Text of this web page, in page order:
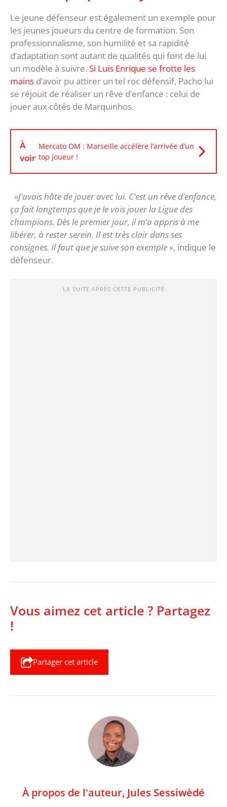
Le jeune défenseur est également un exemple pour
les jeunes joueurs du centre de formation. Son
professionnalisme, son humilité et sa rapidité
d’adaptation sont autant de qualités qui font de lui
un modèle à suivre. Si Luis Enrique se frotte les
mains d’avoir pu attirer un tel roc défensif, Pacho lui
se réjouit de réaliser un rêve d’enfance : celui de
jouer aux côtés de Marquinhos.
À
voir
Mercato OM : Marseille accélère l’arrivée d’un
top joueur !
»J’avais hâte de jouer avec lui. C’est un rêve d’enfance,
ça fait longtemps que je le vois jouer la Ligue des
champions. Dès le premier jour, il m’a appris à me
libérer, à rester serein. Il est très clair dans ses
consignes. Il faut que je suive son exemple », indique le
défenseur.
LA SUITE APRÈS CETTE PUBLICITÉ
Vous aimez cet article ? Partagez
!
Partager cet article
À propos de l'auteur, Jules Sessiwèdé